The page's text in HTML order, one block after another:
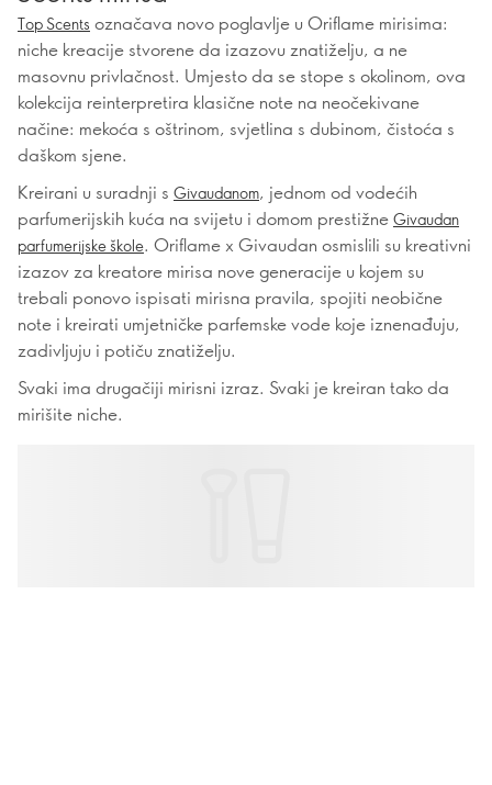
Top Scents označava novo poglavlje u Oriflame mirisima:
niche kreacije stvorene da izazovu znatiželju, a ne
masovnu privlačnost. Umjesto da se stope s okolinom, ova
kolekcija reinterpretira klasične note na neočekivane
načine: mekoća s oštrinom, svjetlina s dubinom, čistoća s
daškom sjene.
Kreirani u suradnji s Givaudanom, jednom od vodećih
parfumerijskih kuća na svijetu i domom prestižne Givaudan
parfumerijske škole. Oriflame x Givaudan osmislili su kreativni
izazov za kreatore mirisa nove generacije u kojem su
trebali ponovo ispisati mirisna pravila, spojiti neobične
note i kreirati umjetničke parfemske vode koje iznenađuju,
zadivljuju i potiču znatiželju.
Svaki ima drugačiji mirisni izraz. Svaki je kreiran tako da
mirišite niche.